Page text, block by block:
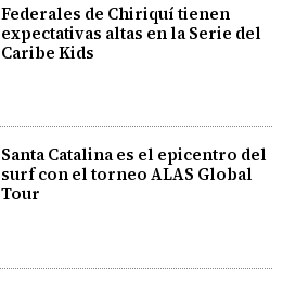
Federales de Chiriquí tienen
expectativas altas en la Serie del
Caribe Kids
Santa Catalina es el epicentro del
surf con el torneo ALAS Global
Tour